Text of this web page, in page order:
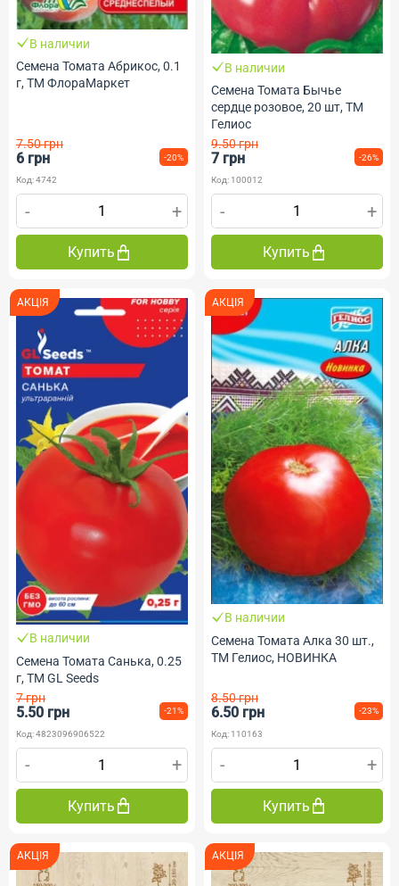
В наличии
Семена Томата Абрикос, 0.1
г, ТМ ФлораМаркет
7.50 грн
6 грн -20%
Код: 4742
- +
Купить
В наличии
Семена Томата Бычье
сердце розовое, 20 шт, ТМ
Гелиос
9.50 грн
7 грн -26%
Код: 100012
- +
Купить
АКЦІЯ
В наличии
Семена Томата Санька, 0.25
г, TM GL Seeds
7 грн
5.50 грн -21%
Код: 4823096906522
- +
Купить
АКЦІЯ
В наличии
Семена Томата Алка 30 шт.,
ТМ Гелиос, НОВИНКА
8.50 грн
6.50 грн -23%
Код: 110163
- +
Купить
АКЦІЯ АКЦІЯ